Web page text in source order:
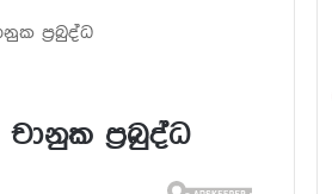
ප‍්‍රබුද්ධ
ප‍්‍රබුද්ධ